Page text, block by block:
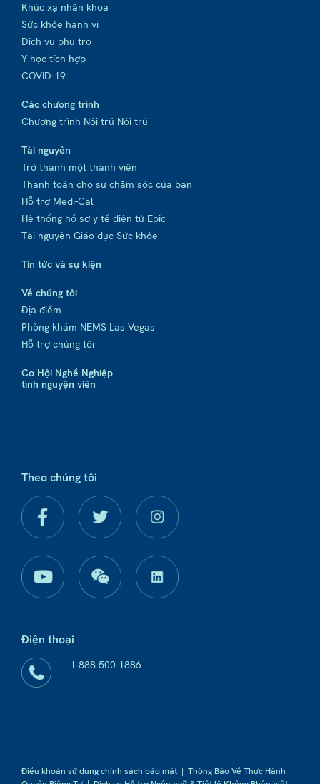
Khúc xạ nhãn khoa
Sức khỏe hành vi
Dịch vụ phụ trợ
Y học tích hợp
COVID-19
Các chương trình
Chương trình Nội trú Nội trú
Tài nguyên
Trở thành một thành viên
Thanh toán cho sự chăm sóc của bạn
Hỗ trợ Medi-Cal
Hệ thống hồ sơ y tế điện tử Epic
Tài nguyên Giáo dục Sức khỏe
Tin tức và sự kiện
Về chúng tôi
Địa điểm
Phòng khám NEMS Las Vegas
Hỗ trợ chúng tôi
Cơ Hội Nghề Nghiệp
tình nguyện viên
Theo chúng tôi
Điện thoại
1-888-500-1886
Điều khoản sử dụng chính sách bảo mật | Thông Báo Về Thực Hành